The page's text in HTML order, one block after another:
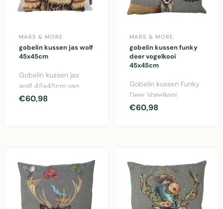
MARS & MORE
gobelin kussen jas wolf
45x45cm
Gobelin kussen jas
wolf 45x45cm van
Mars & More. Katoen
€60,98
MARS & MORE
gobelin kussen funky
deer vogelkooi
45x45cm
Gobelin kussen Funky
Deer Vogelkooi
45x45cm van Mars &
€60,98